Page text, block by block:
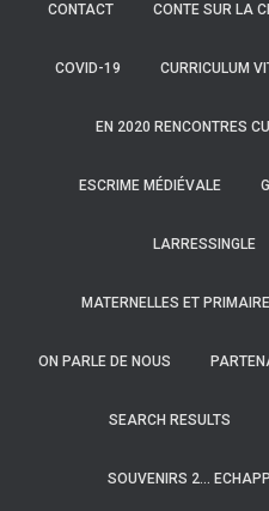
CONTACT CONTE SUR LA
COVID-19 CURRICULUM
EN 2020 RENCONTRES
ESCRIME MÉDIÉVALE
LARRESSINGLE
MATERNELLES ET
ON PARLE DE NOUS
SEARCH RESULTS
SOUVENIRS 2…